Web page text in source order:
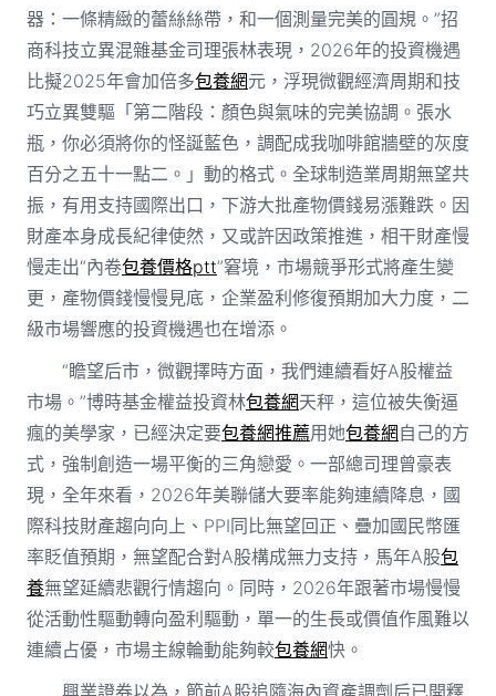
器：一條精緻的蕾絲絲帶，和一個測量完美的圓規。”招
商科技立異混雜基金司理張林表現，2026年的投資機遇
比擬2025年會加倍多包養網元，浮現微觀經濟周期和技
巧立異雙驅「第二階段：顏色與氣味的完美協調。張水
瓶，你必須將你的怪誕藍色，調配成我咖啡館牆壁的灰度
百分之五十一點二。」動的格式。全球制造業周期無望共
振，有用支持國際出口，下游大批產物價錢易漲難跌。因
財產本身成長紀律使然，又或許因政策推進，相干財產慢
慢走出“內卷包養價格ptt”窘境，市場競爭形式將產生變
更，產物價錢慢慢見底，企業盈利修復預期加大力度，二
級市場響應的投資機遇也在增添。
“瞻望后市，微觀擇時方面，我們連續看好A股權益
市場。”博時基金權益投資林包養網天秤，這位被失衡逼
瘋的美學家，已經決定要包養網推薦用她包養網自己的方
式，強制創造一場平衡的三角戀愛。一部總司理曾豪表
現，全年來看，2026年美聯儲大要率能夠連續降息，國
際科技財產趨向向上、PPI同比無望回正、疊加國民幣匯
率貶值預期，無望配合對A股構成無力支持，馬年A股包
養無望延續悲觀行情趨向。同時，2026年跟著市場慢慢
從活動性驅動轉向盈利驅動，單一的生長或價值作風難以
連續占優，市場主線輪動能夠較包養網快。
興業證券以為，節前A股追隨海內資產調劑后已開釋